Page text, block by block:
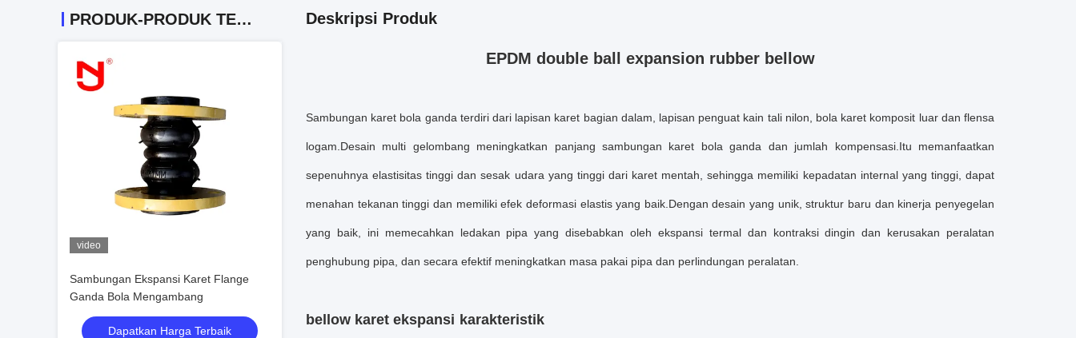
PRODUK-PRODUK TERKAIT
video
Sambungan Ekspansi Karet Flange
Ganda Bola Mengambang
Dapatkan Harga Terbaik
Deskripsi Produk
EPDM double ball expansion rubber bellow
Sambungan karet bola ganda terdiri dari lapisan karet bagian dalam, lapisan penguat kain tali nilon, bola karet komposit luar dan flensa
logam.Desain multi gelombang meningkatkan panjang sambungan karet bola ganda dan jumlah kompensasi.Itu memanfaatkan
sepenuhnya elastisitas tinggi dan sesak udara yang tinggi dari karet mentah, sehingga memiliki kepadatan internal yang tinggi, dapat
menahan tekanan tinggi dan memiliki efek deformasi elastis yang baik.Dengan desain yang unik, struktur baru dan kinerja penyegelan
yang baik, ini memecahkan ledakan pipa yang disebabkan oleh ekspansi termal dan kontraksi dingin dan kerusakan peralatan
penghubung pipa, dan secara efektif meningkatkan masa pakai pipa dan perlindungan peralatan.
bellow karet ekspansi karakteristik